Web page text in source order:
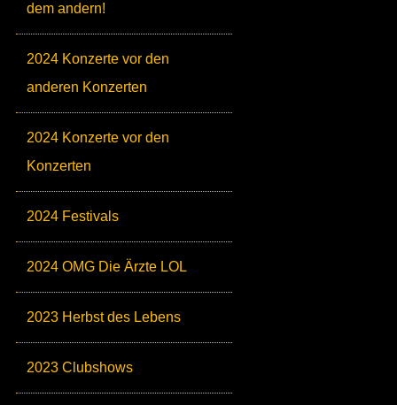
dem andern!
2024 Konzerte vor den
anderen Konzerten
2024 Konzerte vor den
Konzerten
2024 Festivals
2024 OMG Die Ärzte LOL
2023 Herbst des Lebens
2023 Clubshows